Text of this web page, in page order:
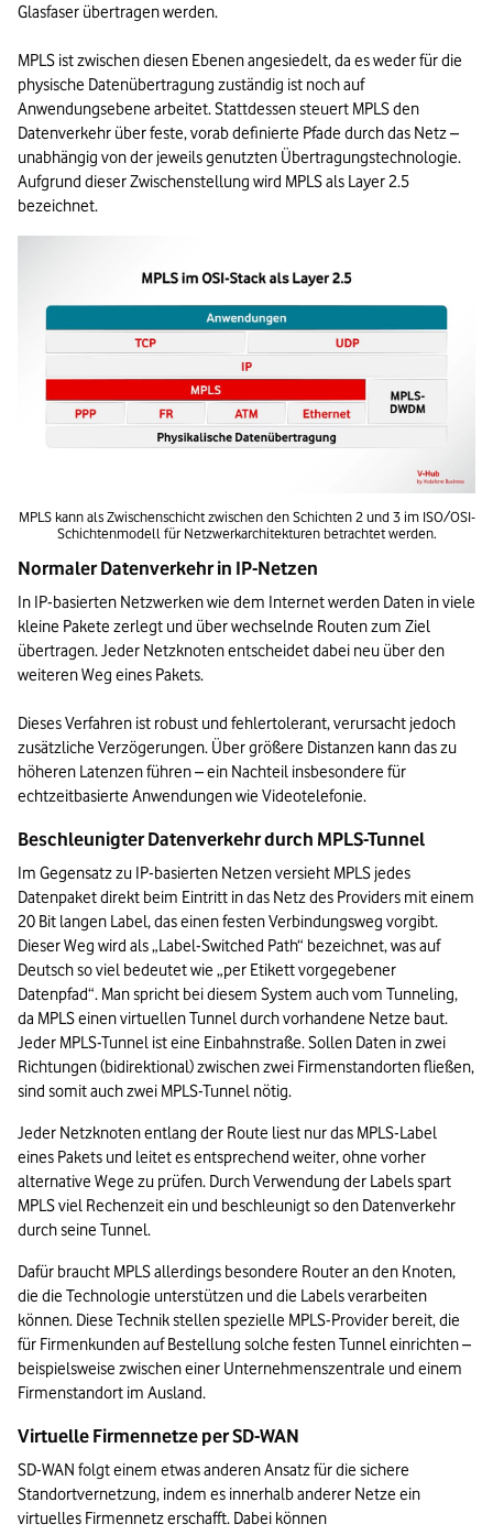
Glasfaser übertragen werden.
MPLS ist zwischen diesen Ebenen angesiedelt, da es weder für die
physische Datenübertragung zuständig ist noch auf
Anwendungsebene arbeitet. Stattdessen steuert MPLS den
Datenverkehr über feste, vorab definierte Pfade durch das Netz –
unabhängig von der jeweils genutzten Übertragungstechnologie.
Aufgrund dieser Zwischenstellung wird MPLS als Layer 2.5
bezeichnet.
MPLS kann als Zwischenschicht zwischen den Schichten 2 und 3 im ISO/OSI-
Schichtenmodell für Netzwerkarchitekturen betrachtet werden.
Normaler Datenverkehr in IP-Netzen
In IP-basierten Netzwerken wie dem Internet werden Daten in viele
kleine Pakete zerlegt und über wechselnde Routen zum Ziel
übertragen. Jeder Netzknoten entscheidet dabei neu über den
weiteren Weg eines Pakets.
Dieses Verfahren ist robust und fehlertolerant, verursacht jedoch
zusätzliche Verzögerungen. Über größere Distanzen kann das zu
höheren Latenzen führen – ein Nachteil insbesondere für
echtzeitbasierte Anwendungen wie Videotelefonie.
Beschleunigter Datenverkehr durch MPLS-Tunnel
Im Gegensatz zu IP-basierten Netzen versieht MPLS jedes
Datenpaket direkt beim Eintritt in das Netz des Providers mit einem
20 Bit langen Label, das einen festen Verbindungsweg vorgibt.
Dieser Weg wird als „Label-Switched Path“ bezeichnet, was auf
Deutsch so viel bedeutet wie „per Etikett vorgegebener
Datenpfad“. Man spricht bei diesem System auch vom Tunneling,
da MPLS einen virtuellen Tunnel durch vorhandene Netze baut.
Jeder MPLS-Tunnel ist eine Einbahnstraße. Sollen Daten in zwei
Richtungen (bidirektional) zwischen zwei Firmenstandorten fließen,
sind somit auch zwei MPLS-Tunnel nötig.
Jeder Netzknoten entlang der Route liest nur das MPLS-Label
eines Pakets und leitet es entsprechend weiter, ohne vorher
alternative Wege zu prüfen. Durch Verwendung der Labels spart
MPLS viel Rechenzeit ein und beschleunigt so den Datenverkehr
durch seine Tunnel.
Dafür braucht MPLS allerdings besondere Router an den Knoten,
die die Technologie unterstützen und die Labels verarbeiten
können. Diese Technik stellen spezielle MPLS-Provider bereit, die
für Firmenkunden auf Bestellung solche festen Tunnel einrichten –
beispielsweise zwischen einer Unternehmenszentrale und einem
Firmenstandort im Ausland.
Virtuelle Firmennetze per SD-WAN
SD-WAN folgt einem etwas anderen Ansatz für die sichere
Standortvernetzung, indem es innerhalb anderer Netze ein
virtuelles Firmennetz erschafft. Dabei können